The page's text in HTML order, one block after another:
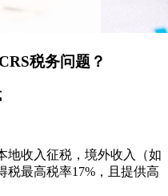
税务问题？
地收入征税，境外收入（如
税最高税率17%，且提供高